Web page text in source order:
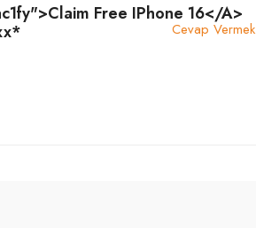
Free IPhone 16</a>
Cevap Vermek